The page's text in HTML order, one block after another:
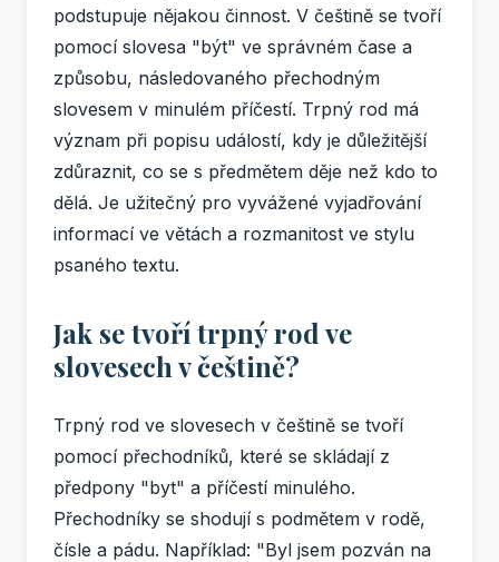
podstupuje nějakou činnost. V češtině se tvoří
pomocí slovesa "být" ve správném čase a
způsobu, následovaného přechodným
slovesem v minulém příčestí. Trpný rod má
význam při popisu událostí, kdy je důležitější
zdůraznit, co se s předmětem děje než kdo to
dělá. Je užitečný pro vyvážené vyjadřování
informací ve větách a rozmanitost ve stylu
psaného textu.
Jak se tvoří trpný rod ve
slovesech v češtině?
Trpný rod ve slovesech v češtině se tvoří
pomocí přechodníků, které se skládají z
předpony "byt" a příčestí minulého.
Přechodníky se shodují s podmětem v rodě,
čísle a pádu. Například: "Byl jsem pozván na